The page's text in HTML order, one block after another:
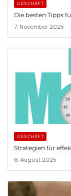
GESCHÄFT
Die besten Tipps
7. November 2025
GESCHÄFT
Strategien für
6. August 2025